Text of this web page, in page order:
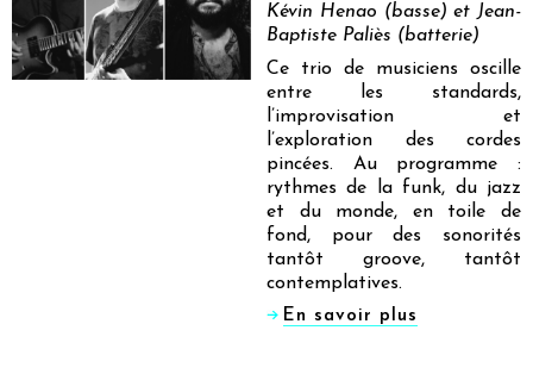
Kévin Henao (basse) et Jean-
Baptiste Paliès (batterie)
Ce trio de musiciens oscille
entre les standards,
l’improvisation et
l’exploration des cordes
pincées. Au programme :
rythmes de la funk, du jazz
et du monde, en toile de
fond, pour des sonorités
tantôt groove, tantôt
contemplatives.
En savoir plus